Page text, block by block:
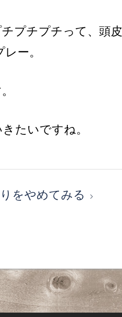
プチプチって、頭皮
ー。
たいですね。
をやめてみる